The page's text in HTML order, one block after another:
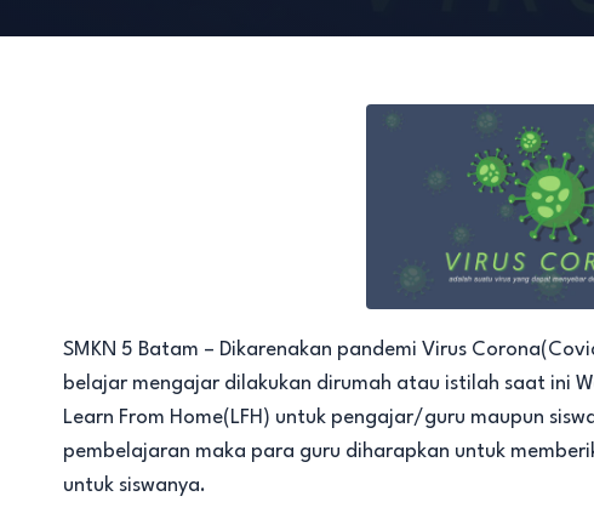
SMKN 5 Batam – Dikarenakan pandemi Virus
belajar mengajar dilakukan dirumah atau istilah saat ini
Learn From Home(LFH) untuk pengajar/guru maupun
pembelajaran maka para guru diharapkan untuk
untuk siswanya.